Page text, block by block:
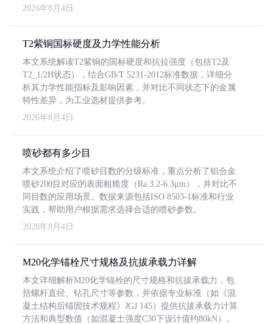
2026年8月4日
T2紫铜国标硬度及力学性能分析
本文系统解读T2紫铜的国标硬度和抗拉强度（包括T2及
T2_1/2H状态），结合GB/T 5231-2012标准数据，详细分
析其力学性能指标及影响因素，并对比不同状态下的金属
特性差异，为工业选材提供参考。
2026年8月4日
喷砂都有多少目
本文系统介绍了喷砂目数的分级标准，重点分析了铝合金
喷砂200目对应的表面粗糙度（Ra 3.2-6.3μm），并对比不
同目数的应用场景。数据来源包括ISO 8503-1标准和行业
实践，帮助用户根据需求选择合适的喷砂参数。
2026年8月4日
M20化学锚栓尺寸规格及抗拔承载力详解
本文详细解析M20化学锚栓的尺寸规格和抗拔承载力，包
括螺杆直径、钻孔尺寸等参数，并依据专业标准（如《混
凝土结构后锚固技术规程》JGJ 145）提供抗拔承载力计算
方法和典型数值（如混凝土强度C30下设计值约80kN）。